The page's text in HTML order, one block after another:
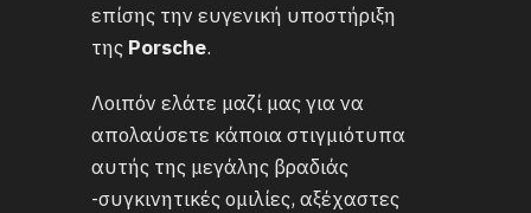
επίσης την ευγενική υποστήριξη
της Porsche.
Λοιπόν ελάτε μαζί μας για να
απολαύσετε κάποια στιγμιότυπα
αυτής της μεγάλης βραδιάς
-συγκινητικές ομιλίες, αξέχαστες